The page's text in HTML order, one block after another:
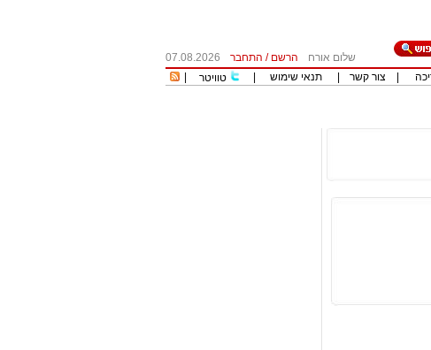
שלום אורח הרשם / התחבר
07.08.2026
צור קשר תנאי שימוש טוויטר